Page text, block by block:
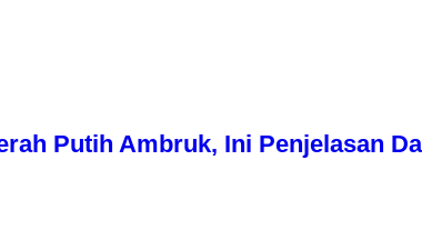
Putih Ambruk, Ini Penjelasan